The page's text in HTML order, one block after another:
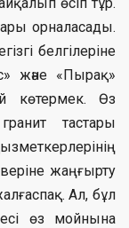
орналасады.
белгілеріне
және «Пырақ»
көтермек. Өз
тастары
жаңғырту
Ал, бұл
өз мойнына